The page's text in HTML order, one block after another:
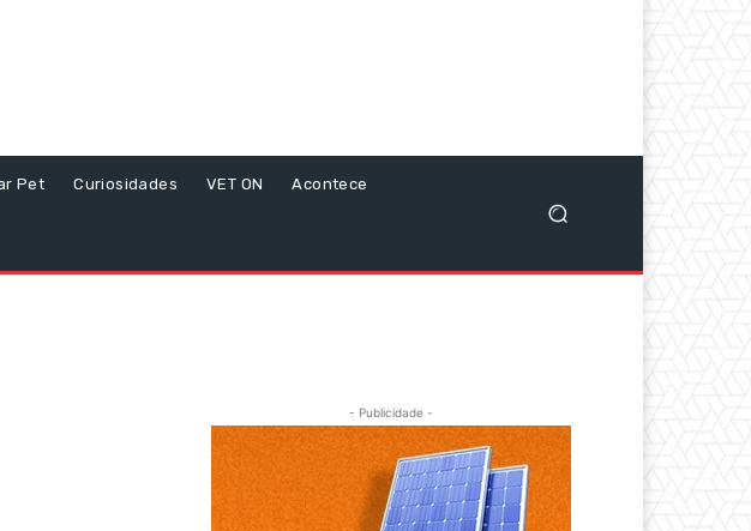
Pet Curiosidades VET ON Acontece
- Publicidade -